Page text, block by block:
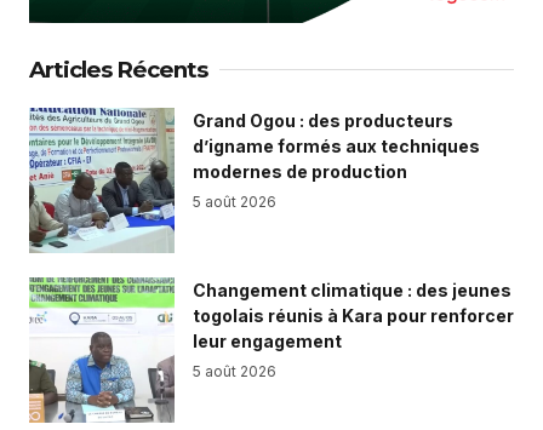
Articles Récents
Grand Ogou : des producteurs
d’igname formés aux techniques
modernes de production
5 août 2026
Changement climatique : des jeunes
togolais réunis à Kara pour renforcer
leur engagement
5 août 2026